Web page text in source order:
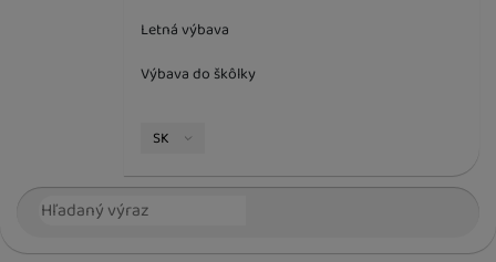
Letná výbava
Výbava do škôlky
Jazyková verzia
SK
Vyhľadávanie